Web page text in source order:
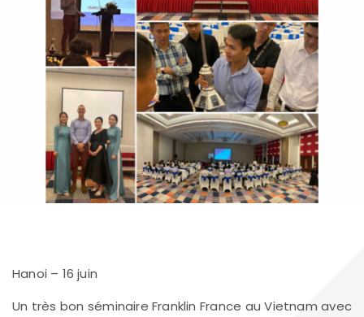
Hanoi – 16 juin
Un très bon séminaire Franklin France au Vietnam avec